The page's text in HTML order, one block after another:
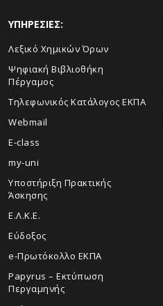
ΥΠΗΡΕΣΙΕΣ:
Λεξικό Χημικών Όρων
Ψηφιακή Βιβλιοθήκη
Πέργαμος
Τηλεφωνικός Κατάλογος ΕΚΠΑ
Webmail
E-class
my-uni
Υποστήριξη Πρακτικής
Άσκησης
Ε.Λ.Κ.Ε.
Εύδοξος
e-Πρωτόκολλο ΕΚΠΑ
Papyrus – Εκτύπωση
Περγαμηνής